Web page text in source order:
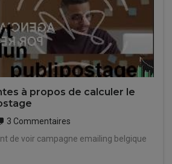
à propos de calculer le
3 Commentaires
de voir campagne emailing belgique